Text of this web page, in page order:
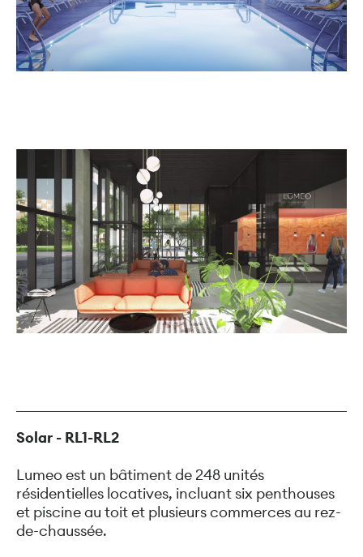
Solar - RL1-RL2
Lumeo est un bâtiment de 248 unités
résidentielles locatives, incluant six penthouses
et piscine au toit et plusieurs commerces au rez-
de-chaussée.